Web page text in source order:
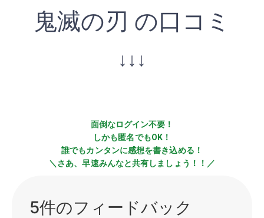
鬼滅の刃 の口コミ
↓↓↓
面倒なログイン不要！
しかも匿名でもOK！
誰でもカンタンに感想を書き込める！
＼さあ、早速みんなと共有しましょう！！／
5件のフィードバック